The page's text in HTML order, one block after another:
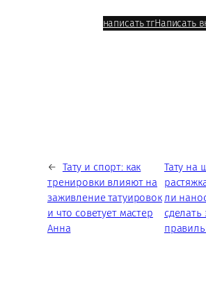
написать тгНаписать
← Тату и спорт: как
тренировки влияют на
заживление татуировок
и что советует мастер
Анна
Тату на
ли
сделать